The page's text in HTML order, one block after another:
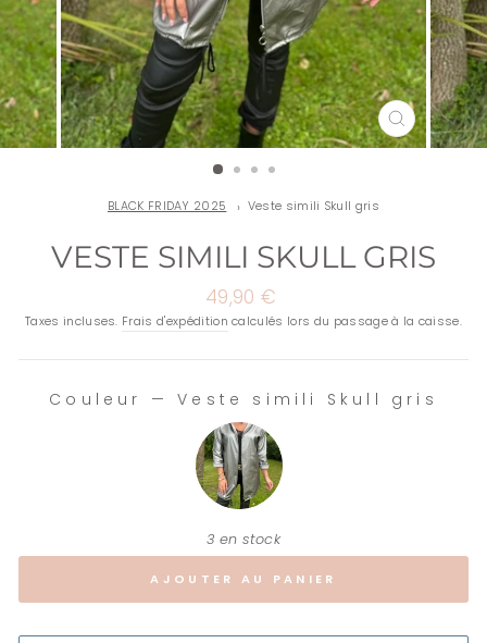
FERMER
(ESC)
BLACK FRIDAY 2025 Veste simili Skull gris
VESTE SIMILI SKULL GRIS
Prix
régulier
49,90 €
Taxes incluses. Frais d'expédition calculés lors du passage à la caisse.
Couleur — Veste simili Skull gris
3 en stock
AJOUTER AU PANIER